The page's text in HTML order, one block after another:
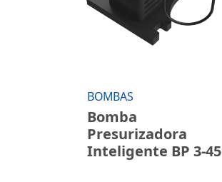
BOMBAS
Bomba
Presurizadora
Inteligente BP 3-45